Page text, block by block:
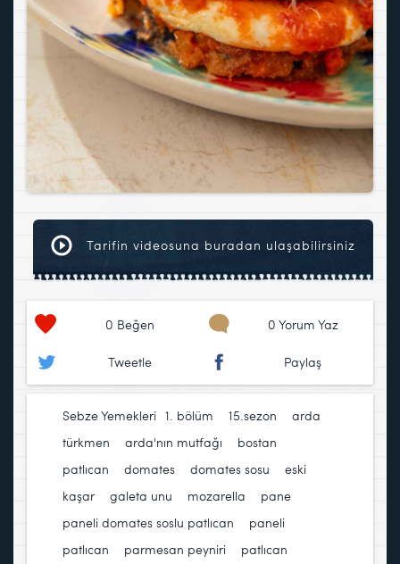
Tarifin videosuna buradan ulaşabilirsiniz
0 Beğen 0 Yorum Yaz
Tweetle Paylaş
Sebze Yemekleri 1. bölüm 15.sezon
arda
türkmen
arda'nın mutfağı
bostan
patlıcan
domates domates sosu
eski
kaşar
galeta unu mozarella pane
paneli domates soslu patlıcan
paneli
patlıcan
parmesan peyniri patlıcan